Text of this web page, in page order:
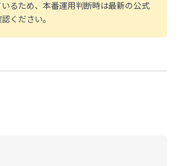
るため、本番運用判断時は最新の公式
ください。